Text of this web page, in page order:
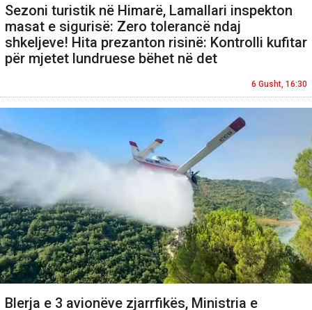
Sezoni turistik në Himarë, Lamallari inspekton
masat e sigurisë: Zero tolerancë ndaj
shkeljeve! Hita prezanton risinë: Kontrolli kufitar
për mjetet lundruese bëhet në det
6 Gusht, 16:30
Blerja e 3 avionëve zjarrfikës, Ministria e